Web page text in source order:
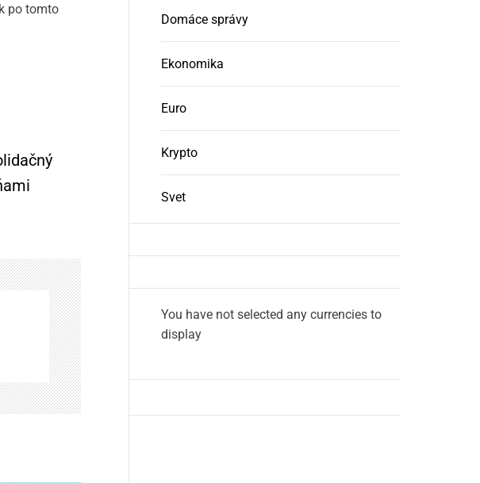
po tomto
Domáce správy
Ekonomika
Euro
Krypto
Svet
You have not selected any currencies to
display